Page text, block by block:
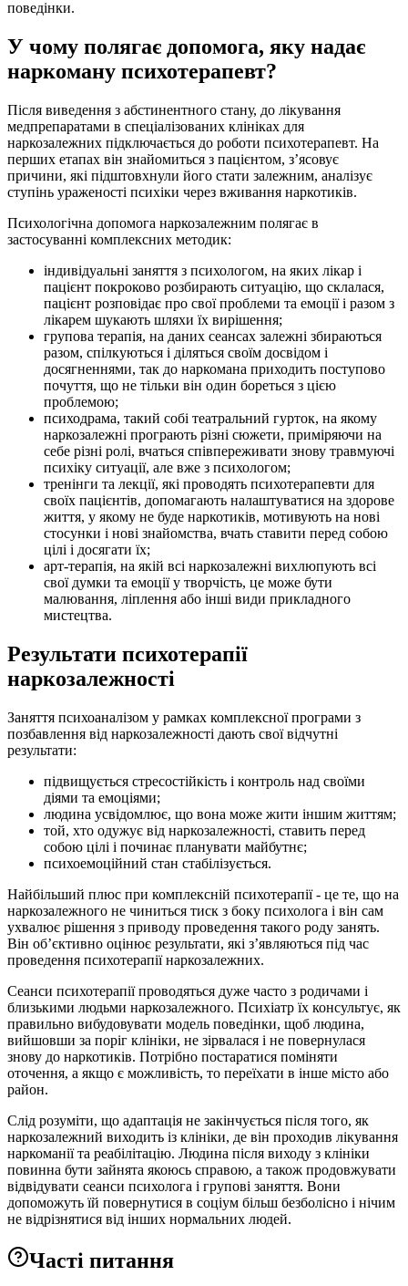
поведінки.
У чому полягає допомога, яку надає
наркоману психотерапевт?
Після виведення з абстинентного стану, до лікування
медпрепаратами в спеціалізованих клініках для
наркозалежних підключається до роботи психотерапевт. На
перших етапах він знайомиться з пацієнтом, з’ясовує
причини, які підштовхнули його стати залежним, аналізує
ступінь ураженості психіки через вживання наркотиків.
Психологічна допомога наркозалежним полягає в
застосуванні комплексних методик:
індивідуальні заняття з психологом, на яких лікар і
пацієнт покроково розбирають ситуацію, що склалася,
пацієнт розповідає про свої проблеми та емоції і разом з
лікарем шукають шляхи їх вирішення;
групова терапія, на даних сеансах залежні збираються
разом, спілкуються і діляться своїм досвідом і
досягненнями, так до наркомана приходить поступово
почуття, що не тільки він один бореться з цією
проблемою;
психодрама, такий собі театральний гурток, на якому
наркозалежні програють різні сюжети, приміряючи на
себе різні ролі, вчаться співпереживати знову травмуючі
психіку ситуації, але вже з психологом;
тренінги та лекції, які проводять психотерапевти для
своїх пацієнтів, допомагають налаштуватися на здорове
життя, у якому не буде наркотиків, мотивують на нові
стосунки і нові знайомства, вчать ставити перед собою
цілі і досягати їх;
арт-терапія, на якій всі наркозалежні вихлюпують всі
свої думки та емоції у творчість, це може бути
малювання, ліплення або інші види прикладного
мистецтва.
Результати психотерапії
наркозалежності
Заняття психоаналізом у рамках комплексної програми з
позбавлення від наркозалежності дають свої відчутні
результати:
підвищується стресостійкість і контроль над своїми
діями та емоціями;
людина усвідомлює, що вона може жити іншим життям;
той, хто одужує від наркозалежності, ставить перед
собою цілі і починає планувати майбутнє;
психоемоційний стан стабілізується.
Найбільший плюс при комплексній психотерапії - це те, що на
наркозалежного не чиниться тиск з боку психолога і він сам
ухвалює рішення з приводу проведення такого роду занять.
Він об’єктивно оцінює результати, які з’являються під час
проведення психотерапії наркозалежних.
Сеанси психотерапії проводяться дуже часто з родичами і
близькими людьми наркозалежного. Психіатр їх консультує, як
правильно вибудовувати модель поведінки, щоб людина,
вийшовши за поріг клініки, не зірвалася і не повернулася
знову до наркотиків. Потрібно постаратися поміняти
оточення, а якщо є можливість, то переїхати в інше місто або
район.
Слід розуміти, що адаптація не закінчується після того, як
наркозалежний виходить із клініки, де він проходив лікування
наркоманії та реабілітацію. Людина після виходу з клініки
повинна бути зайнята якоюсь справою, а також продовжувати
відвідувати сеанси психолога і групові заняття. Вони
допоможуть їй повернутися в соціум більш безболісно і нічим
не відрізнятися від інших нормальних людей.
Часті питання